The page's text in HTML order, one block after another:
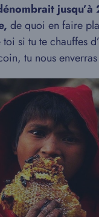
de quoi en faire
si tu te chauffes
tu nous